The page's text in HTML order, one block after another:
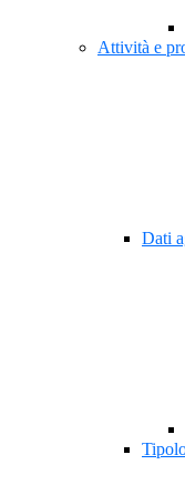
Attività e
Dati